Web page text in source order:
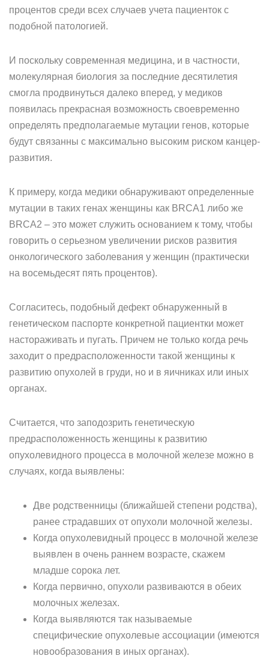
процентов среди всех случаев учета пациенток с
подобной патологией.
И поскольку современная медицина, и в частности,
молекулярная биология за последние десятилетия
смогла продвинуться далеко вперед, у медиков
появилась прекрасная возможность своевременно
определять предполагаемые мутации генов, которые
будут связанны с максимально высоким риском канцер-
развития.
К примеру, когда медики обнаруживают определенные
мутации в таких генах женщины как BRCA1 либо же
BRCA2 – это может служить основанием к тому, чтобы
говорить о серьезном увеличении рисков развития
онкологического заболевания у женщин (практически
на восемьдесят пять процентов).
Согласитесь, подобный дефект обнаруженный в
генетическом паспорте конкретной пациентки может
настораживать и пугать. Причем не только когда речь
заходит о предрасположенности такой женщины к
развитию опухолей в груди, но и в яичниках или иных
органах.
Считается, что заподозрить генетическую
предрасположенность женщины к развитию
опухолевидного процесса в молочной железе можно в
случаях, когда выявлены:
Две родственницы (ближайшей степени родства),
ранее страдавших от опухоли молочной железы.
Когда опухолевидный процесс в молочной железе
выявлен в очень раннем возрасте, скажем
младше сорока лет.
Когда первично, опухоли развиваются в обеих
молочных железах.
Когда выявляются так называемые
специфические опухолевые ассоциации (имеются
новообразования в иных органах).